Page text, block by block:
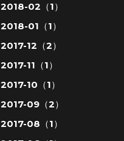
2018-02（1）
2018-01（1）
2017-12（2）
2017-11（1）
2017-10（1）
2017-09（2）
2017-08（1）